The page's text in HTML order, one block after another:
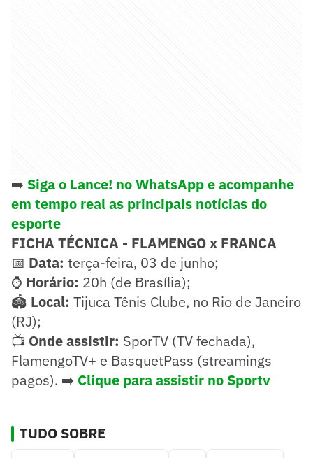
➡️ Siga o Lance! no WhatsApp e acompanhe
em tempo real as principais notícias do
esporte
FICHA TÉCNICA - FLAMENGO x FRANCA
📅 Data: terça-feira, 03 de junho;
⌚ Horário: 20h (de Brasília);
🏟️ Local: Tijuca Tênis Clube, no Rio de Janeiro
(RJ);
📺 Onde assistir: SporTV (TV fechada),
FlamengoTV+ e BasquetPass (streamings
pagos). ➡️ Clique para assistir no Sportv
TUDO SOBRE